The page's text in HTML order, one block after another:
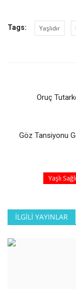
Tags: Yaşlıdır
Oruç
Göz Tansiyonu
Yaşlı
İLGILI YAYINLAR